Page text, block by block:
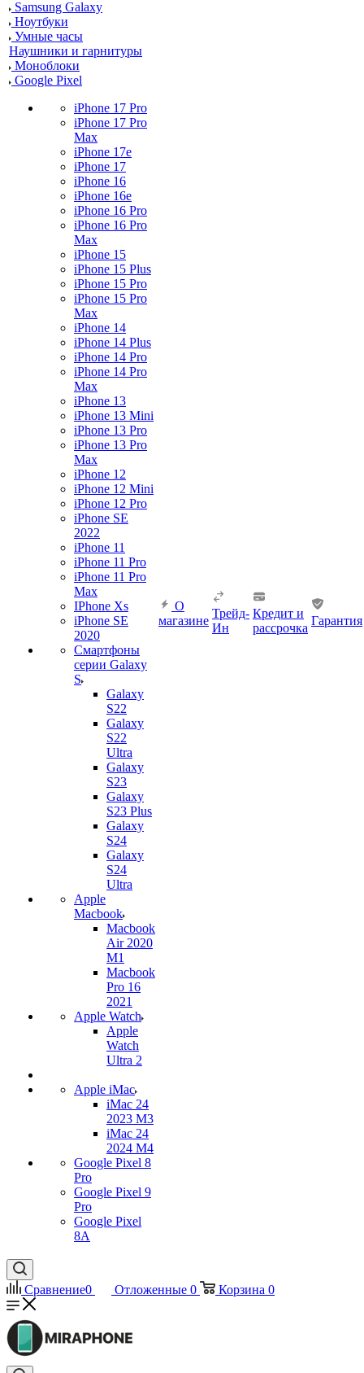
Samsung Galaxy
Ноутбуки
Умные часы
Наушники и гарнитуры
Моноблоки
Google Pixel
iPhone 17 Pro
iPhone 17 Pro
Max
iPhone 17e
iPhone 17
iPhone 16
iPhone 16e
iPhone 16 Pro
iPhone 16 Pro
Max
iPhone 15
iPhone 15 Plus
iPhone 15 Pro
iPhone 15 Pro
Max
iPhone 14
iPhone 14 Plus
iPhone 14 Pro
iPhone 14 Pro
Max
iPhone 13
iPhone 13 Mini
iPhone 13 Pro
iPhone 13 Pro
Max
iPhone 12
iPhone 12 Mini
iPhone 12 Pro
iPhone SE
2022
iPhone 11
iPhone 11 Pro
iPhone 11 Pro
Max
IPhone Xs
iPhone SE
2020
Смартфоны
серии Galaxy
S
Galaxy
S22
Galaxy
S22
Ultra
Galaxy
S23
Galaxy
S23 Plus
Galaxy
S24
Galaxy
S24
Ultra
Apple
Macbook
Macbook
Air 2020
M1
Macbook
Pro 16
2021
Apple Watch
Apple
Watch
Ultra 2
Apple iMac
iMac 24
2023 M3
iMac 24
2024 M4
Google Pixel 8
Pro
Google Pixel 9
Pro
Google Pixel
8A
О
магазине
Трейд-
Ин
Кредит и
рассрочка
Гарантия
Сравнение0 Отложенные 0 Корзина 0